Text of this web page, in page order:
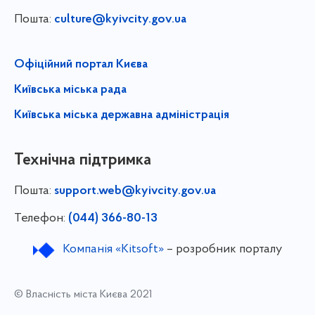
Пошта: culture@kyivcity.gov.ua
Офіційний портал Києва
Київська міська рада
Київська міська державна адміністрація
Технічна підтримка
Пошта: support.web@kyivcity.gov.ua
Телефон: (044) 366-80-13
Компанія «Kitsoft»– розробник порталу
© Власність міста Києва 2021